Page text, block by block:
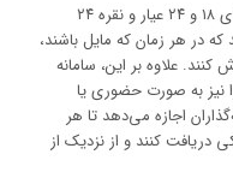
3. معاملات فوری و امکان تحویل فیزیکی طلای ١٨ و ٢٤ عیار و نقره ٢٤
که در هر زمان که مایل باشند،
علاوه بر این، سامانه
نیز به صورت حضوری یا
اجازه می‌دهد تا هر
دریافت کنند و از نزدیک از